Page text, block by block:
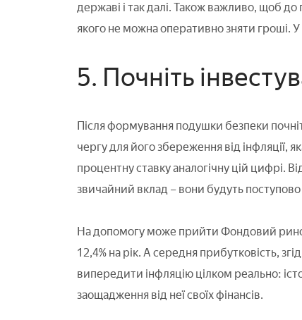
державі і так далі. Також важливо, щоб
якого не можна оперативно зняти гроші.
5. Почніть
Після формування подушки безпеки
чергу для його збереження від інфляції,
процентну ставку аналогічну цій цифрі.
звичайний вклад – вони будуть
На допомогу може прийти Фондовий
12,4% на рік. А середня прибутковість,
випередити інфляцію цілком реально:
заощадження від неї своїх фінансів.